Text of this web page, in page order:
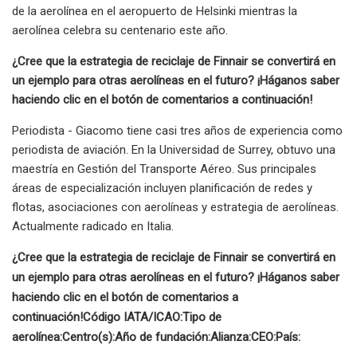
de la aerolínea en el aeropuerto de Helsinki mientras la
aerolínea celebra su centenario este año.
¿Cree que la estrategia de reciclaje de Finnair se convertirá en
un ejemplo para otras aerolíneas en el futuro? ¡Háganos saber
haciendo clic en el botón de comentarios a continuación!
Periodista - Giacomo tiene casi tres años de experiencia como
periodista de aviación. En la Universidad de Surrey, obtuvo una
maestría en Gestión del Transporte Aéreo. Sus principales
áreas de especialización incluyen planificación de redes y
flotas, asociaciones con aerolíneas y estrategia de aerolíneas.
Actualmente radicado en Italia.
¿Cree que la estrategia de reciclaje de Finnair se convertirá en
un ejemplo para otras aerolíneas en el futuro? ¡Háganos saber
haciendo clic en el botón de comentarios a
continuación!Código IATA/ICAO:Tipo de
aerolínea:Centro(s):Año de fundación:Alianza:CEO:País: